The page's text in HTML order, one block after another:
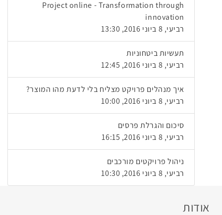
Project online - Transformation through
innovation
רביעי, 8 ביוני 2016, 13:30
תעשיות ביטחוניות
רביעי, 8 ביוני 2016, 12:45
איך מנהלים פרויקט מצליח בלי לדעת מהו המוצר?
רביעי, 8 ביוני 2016, 10:00
סיכום והגרלת פרסים
רביעי, 8 ביוני 2016, 16:15
ניהול פרויקטים מורכבים
רביעי, 8 ביוני 2016, 10:30
אודות